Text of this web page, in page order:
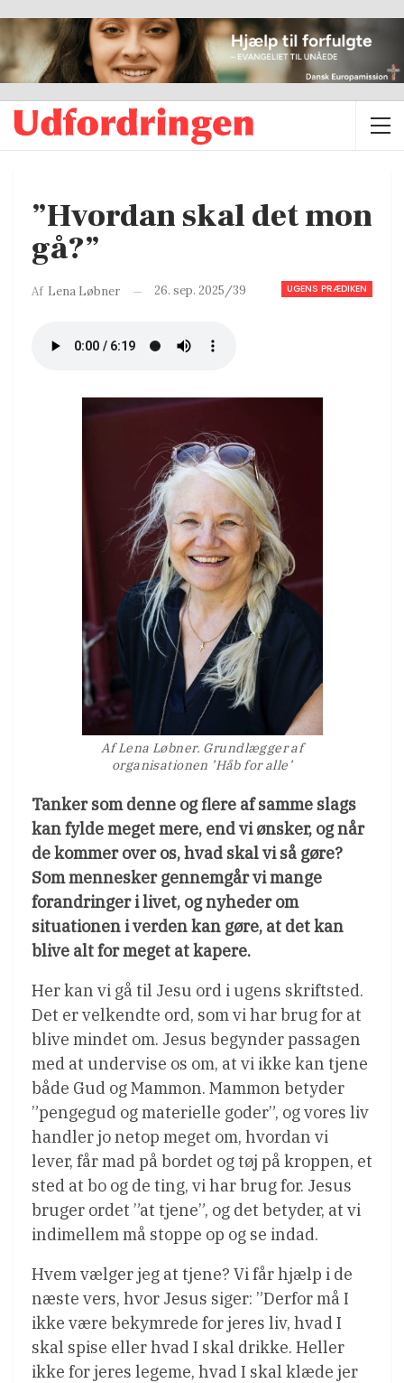
”Hvordan skal det mon
gå?”
UGENS PRÆDIKEN
Af Lena Løbner 26. sep. 2025/39
Af Lena Løbner. Grundlægger af
organisationen ’Håb for alle’
Tanker som denne og flere af samme slags
kan fylde meget mere, end vi ønsker, og når
de kommer over os, hvad skal vi så gøre?
Som mennesker gennemgår vi mange
forandringer i livet, og nyheder om
situationen i verden kan gøre, at det kan
blive alt for meget at kapere.
Her kan vi gå til Jesu ord i ugens skriftsted.
Det er velkendte ord, som vi har brug for at
blive mindet om. Jesus begynder passagen
med at undervise os om, at vi ikke kan tjene
både Gud og Mammon. Mammon betyder
”pengegud og materielle goder”, og vores liv
handler jo netop meget om, hvordan vi
lever, får mad på bordet og tøj på kroppen, et
sted at bo og de ting, vi har brug for. Jesus
bruger ordet ”at tjene”, og det betyder, at vi
indimellem må stoppe op og se indad.
Hvem vælger jeg at tjene? Vi får hjælp i de
næste vers, hvor Jesus siger: ”Derfor må I
ikke være bekymrede for jeres liv, hvad I
skal spise eller hvad I skal drikke. Heller
ikke for jeres legeme, hvad I skal klæde jer